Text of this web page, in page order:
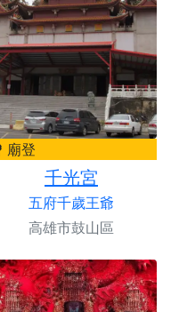
廟登
千光宮
五府千歲王爺
高雄市鼓山區